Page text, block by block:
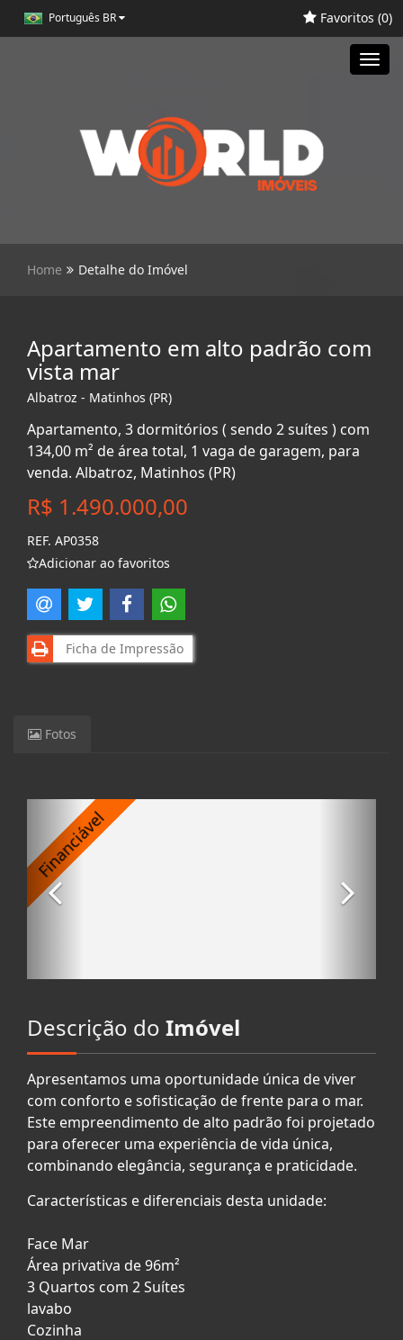
Português BR Favoritos (0)
Home Detalhe do Imóvel
Apartamento em alto padrão com
vista mar
Albatroz - Matinhos (PR)
Apartamento, 3 dormitórios ( sendo 2 suítes ) com
134,00 m² de área total, 1 vaga de garagem, para
venda. Albatroz, Matinhos (PR)
R$ 1.490.000,00
REF. AP0358
Adicionar ao favoritos
Ficha de Impressão
Fotos
Descrição do Imóvel
Apresentamos uma oportunidade única de viver
com conforto e sofisticação de frente para o mar.
Este empreendimento de alto padrão foi projetado
para oferecer uma experiência de vida única,
combinando elegância, segurança e praticidade.
Características e diferenciais desta unidade:
Face Mar
Área privativa de 96m²
3 Quartos com 2 Suítes
lavabo
Cozinha